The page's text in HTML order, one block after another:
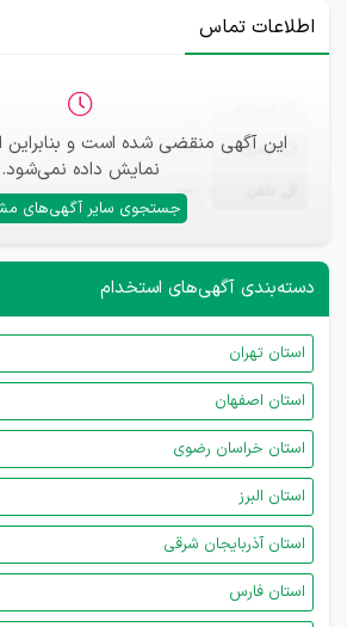
اطلاعات تماس
این آگهی منقضی شده است و بنابراین
نمایش داده نمی‌شود.
جستجوی سایر آگهی‌های
ایمیل —
—
دسته‌بندی آگهی‌های استخدام
استان تهران
استان اصفهان
استان خراسان رضوی
استان البرز
استان آذربایجان شرقی
استان فارس